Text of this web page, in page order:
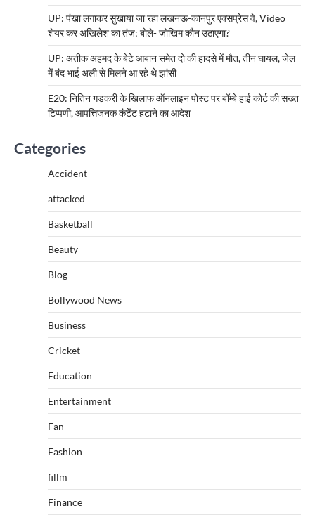
UP: पंखा लगाकर सुखाया जा रहा लखनऊ-कानपुर एक्सप्रेस वे, Video
शेयर कर अखिलेश का तंज; बोले- जोखिम कौन उठाएगा?
UP: अतीक अहमद के बेटे आबान समेत दो की हादसे में मौत, तीन घायल, जेल
में बंद भाई अली से मिलने आ रहे थे झांसी
E20: नितिन गडकरी के खिलाफ ऑनलाइन पोस्ट पर बॉम्बे हाई कोर्ट की सख्त
टिप्पणी, आपत्तिजनक कंटेंट हटाने का आदेश
Categories
Accident
attacked
Basketball
Beauty
Blog
Bollywood News
Business
Cricket
Education
Entertainment
Fan
Fashion
fillm
Finance